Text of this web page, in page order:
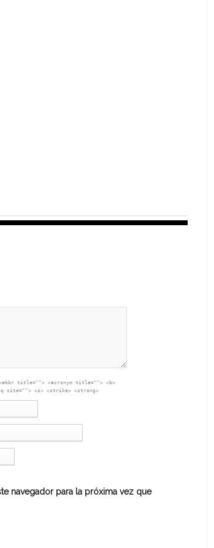
title=""> <acronym title=""> <b>
cite=""> <s> <strike> <strong>
navegador para la próxima vez que